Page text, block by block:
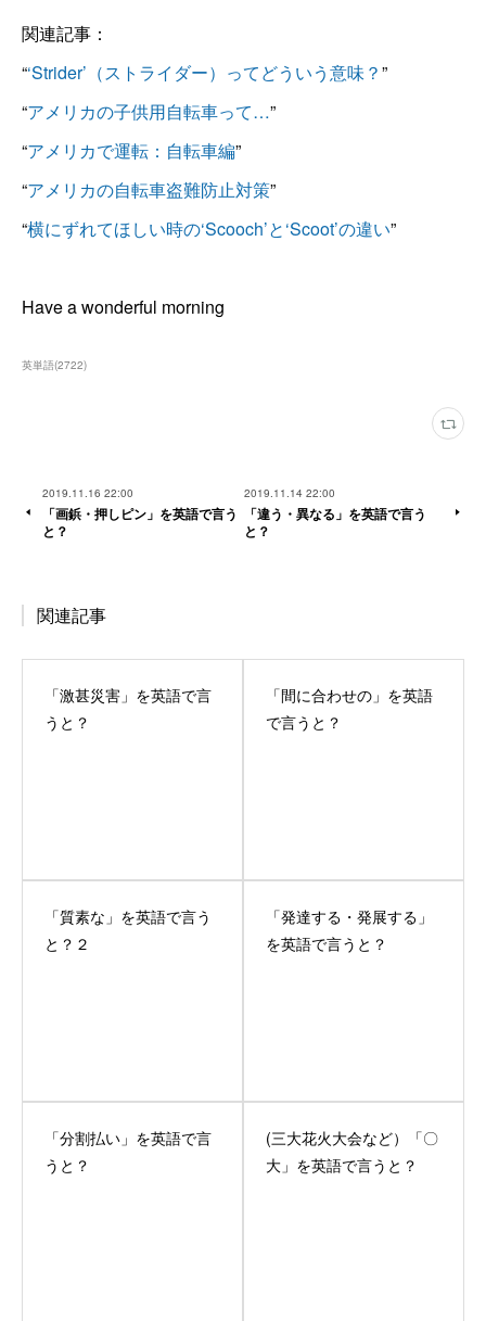
関連記事：
“‘Strider’（ストライダー）ってどういう意味？”
“アメリカの子供用自転車って…”
“アメリカで運転：自転車編”
“アメリカの自転車盗難防止対策”
“横にずれてほしい時の‘Scooch’と‘Scoot’の違い”
Have a wonderful morning
英単語(2722)
2019.11.16 22:00
「画鋲・押しピン」を英語で言う
と？
2019.11.14 22:00
「違う・異なる」を英語で言う
と？
関連記事
「激甚災害」を英語で言
うと？
「間に合わせの」を英語
で言うと？
「質素な」を英語で言う
と？２
「発達する・発展する」
を英語で言うと？
「分割払い」を英語で言
うと？
(三大花火大会など）「〇
大」を英語で言うと？